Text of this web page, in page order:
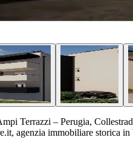
Terrazzi – Perugia,
agenzia immobiliare storica in